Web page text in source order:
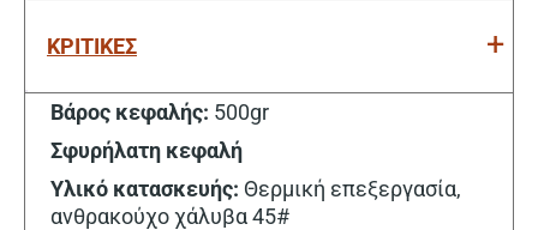
ΚΡΙΤΙΚΕΣ
Βάρος κεφαλής: 500gr
Σφυρήλατη κεφαλή
Υλικό κατασκευής: Θερμική επεξεργασία,
ανθρακούχο χάλυβα 45#